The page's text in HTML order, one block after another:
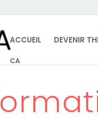
ACCUEIL DEVENIR
CA